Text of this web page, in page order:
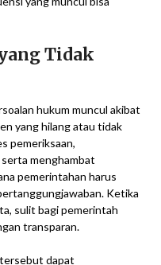
Tidak
hukum muncul akibat
yang hilang atau tidak
pemeriksaan,
menghambat
pemerintahan harus
Ketika
sulit bagi pemerintah
transparan.
dapat